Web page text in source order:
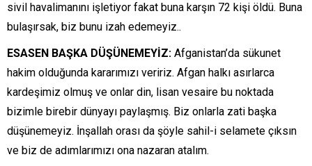
sivil havalimanını işletiyor fakat buna karşın 72 kişi öldü. Buna
bulaşırsak, biz bunu izah edemeyiz..
ESASEN BAŞKA DÜŞÜNEMEYİZ: Afganistan’da sükunet
hakim olduğunda kararımızı veririz. Afgan halkı asırlarca
kardeşimiz olmuş ve onlar din, lisan vesaire bu noktada
bizimle birebir dünyayı paylaşmış. Biz onlarla zati başka
düşünemeyiz. İnşallah orası da şöyle sahil-i selamete çıksın
ve biz de adımlarımızı ona nazaran atalım.